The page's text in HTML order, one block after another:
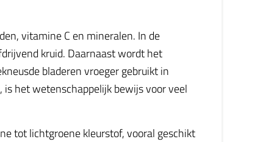
vitamine C en mineralen. In de
kruid. Daarnaast wordt het
bladeren vroeger gebruikt in
het wetenschappelijk bewijs voor veel
tot lichtgroene kleurstof, vooral geschikt